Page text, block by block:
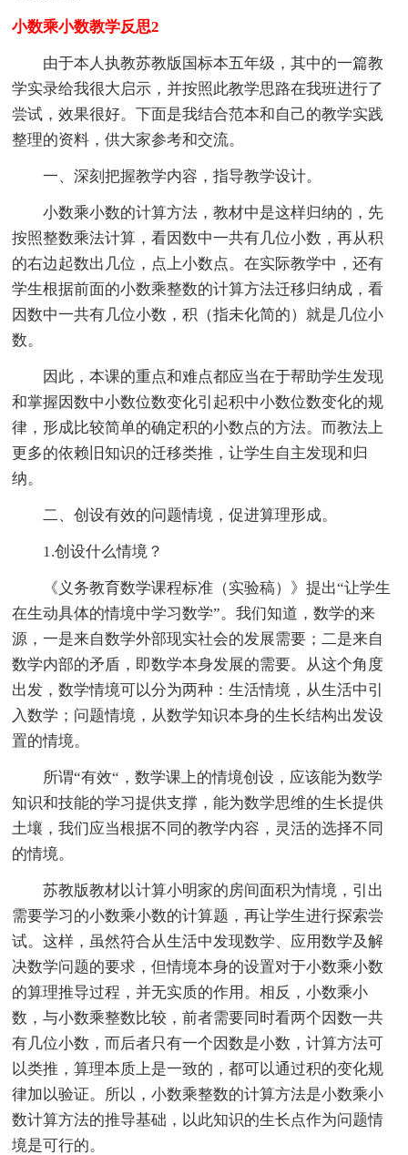
小数乘小数教学反思2
由于本人执教苏教版国标本五年级，其中的一篇教
学实录给我很大启示，并按照此教学思路在我班进行了
尝试，效果很好。下面是我结合范本和自己的教学实践
整理的资料，供大家参考和交流。
一、深刻把握教学内容，指导教学设计。
小数乘小数的计算方法，教材中是这样归纳的，先
按照整数乘法计算，看因数中一共有几位小数，再从积
的右边起数出几位，点上小数点。在实际教学中，还有
学生根据前面的小数乘整数的计算方法迁移归纳成，看
因数中一共有几位小数，积（指未化简的）就是几位小
数。
因此，本课的重点和难点都应当在于帮助学生发现
和掌握因数中小数位数变化引起积中小数位数变化的规
律，形成比较简单的确定积的小数点的方法。而教法上
更多的依赖旧知识的迁移类推，让学生自主发现和归
纳。
二、创设有效的问题情境，促进算理形成。
1.创设什么情境？
《义务教育数学课程标准（实验稿）》提出“让学生
在生动具体的情境中学习数学”。我们知道，数学的来
源，一是来自数学外部现实社会的发展需要；二是来自
数学内部的矛盾，即数学本身发展的需要。从这个角度
出发，数学情境可以分为两种：生活情境，从生活中引
入数学；问题情境，从数学知识本身的生长结构出发设
置的情境。
所谓“有效“，数学课上的情境创设，应该能为数学
知识和技能的学习提供支撑，能为数学思维的生长提供
土壤，我们应当根据不同的教学内容，灵活的选择不同
的情境。
苏教版教材以计算小明家的房间面积为情境，引出
需要学习的小数乘小数的计算题，再让学生进行探索尝
试。这样，虽然符合从生活中发现数学、应用数学及解
决数学问题的要求，但情境本身的设置对于小数乘小数
的算理推导过程，并无实质的作用。相反，小数乘小
数，与小数乘整数比较，前者需要同时看两个因数一共
有几位小数，而后者只有一个因数是小数，计算方法可
以类推，算理本质上是一致的，都可以通过积的变化规
律加以验证。所以，小数乘整数的计算方法是小数乘小
数计算方法的推导基础，以此知识的生长点作为问题情
境是可行的。